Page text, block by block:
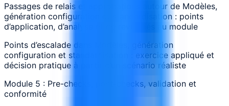
Passages de relais et approbations autour de Modèles,
génération configuration et standardisation : points
d’application, d’analyse et de revue liés au module
Points d’escalade dans Modèles, génération
configuration et standardisation : exercice appliqué et
décision pratique à partir d’un scénario réaliste
Module 5 : Pre-checks, post-checks, validation et
conformité